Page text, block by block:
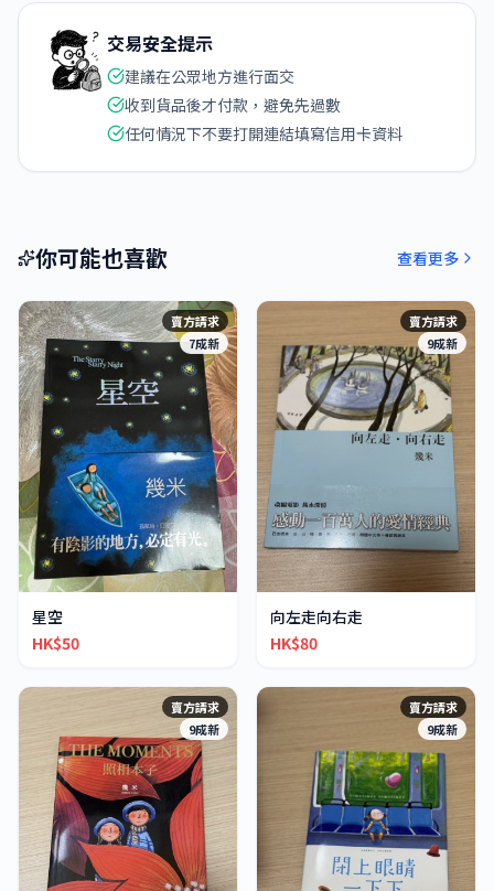
交易安全提示
建議在公眾地方進行面交
收到貨品後才付款，避免先過數
任何情況下不要打開連結填寫信用卡資料
你可能也喜歡 查看更多
賣方請求
7成新
星空
HK$50
賣方請求
9成新
向左走向右走
HK$80
賣方請求
9成新
賣方請求
9成新